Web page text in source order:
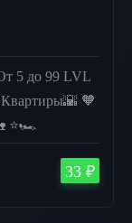
5 до 99 LVL
🧡
⭐🏎
авто🏎. 🧡
33 ₽